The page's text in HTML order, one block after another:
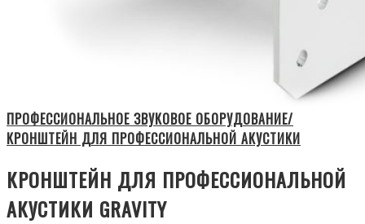
ПРОФЕССИОНАЛЬНОЕ ЗВУКОВОЕ ОБОРУДОВАНИЕ/
КРОНШТЕЙН ДЛЯ ПРОФЕССИОНАЛЬНОЙ АКУСТИКИ
КРОНШТЕЙН ДЛЯ ПРОФЕССИОНАЛЬНОЙ
АКУСТИКИ GRAVITY